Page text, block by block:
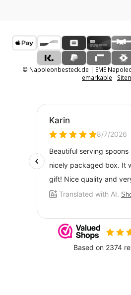
© Napoleonbesteck.de | EME
emarkable